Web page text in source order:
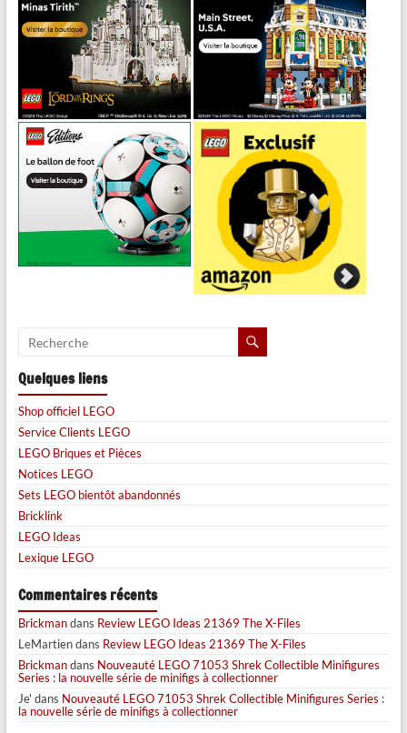
Quelques liens
Shop officiel LEGO
Service Clients LEGO
LEGO Briques et Pièces
Notices LEGO
Sets LEGO bientôt abandonnés
Bricklink
LEGO Ideas
Lexique LEGO
Commentaires récents
Brickmandans Review LEGO Ideas 21369 The X-Files
LeMartiendans Review LEGO Ideas 21369 The X-Files
Brickmandans Nouveauté LEGO 71053 Shrek Collectible Minifigures
Series : la nouvelle série de minifigs à collectionner
Je' dans Nouveauté LEGO 71053 Shrek Collectible Minifigures Series :
la nouvelle série de minifigs à collectionner